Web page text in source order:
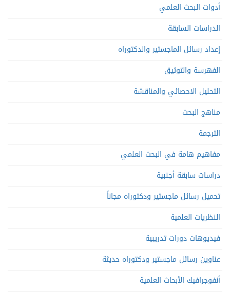
أدوات البحث العلمي
الدراسات السابقة
إعداد رسائل الماجستير والدكتوراه
الفهرسة والتوثيق
التحليل الاحصائي والمناقشة
مناهج البحث
الترجمة
مفاهيم هامة في البحث العلمي
دراسات سابقة أجنبية
تحميل رسائل ماجستير ودكتوراه مجاناً
النظريات العلمية
فيديوهات دورات تدريبية
عناوين رسائل ماجستير ودكتوراه حديثة
أنفوجرافيك الأبحاث العلمية